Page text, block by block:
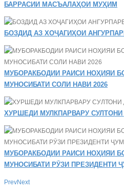
БАРРАСИИ МАСЪАЛАҲОИ МУҲИМ
БОЗДИД АЗ ХОҶАГИҲОИ
МУБОРАКБОДИИ РАИСИ НОҲИЯИ
МУНОСИБАТИ СОЛИ НАВИ 2026
ХУРШЕДИ МУЛКПАРВАРУ СУЛТОНИ
МУБОРАКБОДИИ РАИСИ НОҲИЯИ
МУНОСИБАТИ РӮЗИ ПРЕЗИДЕНТИ
PrevNext